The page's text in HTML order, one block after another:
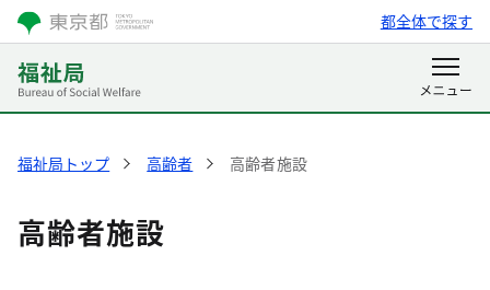
都全体で探す
福祉局トップ 高齢者 高齢者施設
高齢者施設